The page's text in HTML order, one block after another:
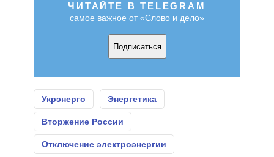
ЧИТАЙТЕ В TELEGRAM
самое важное от «Слово и дело»
Подписаться
Укрэнерго Энергетика
Вторжение России
Отключение электроэнергии